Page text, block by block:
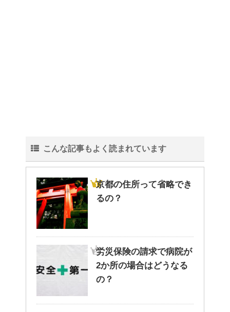
こんな記事もよく読まれています
京都の住所って省略でき
るの？
労災保険の請求で病院が
2か所の場合はどうなる
の？